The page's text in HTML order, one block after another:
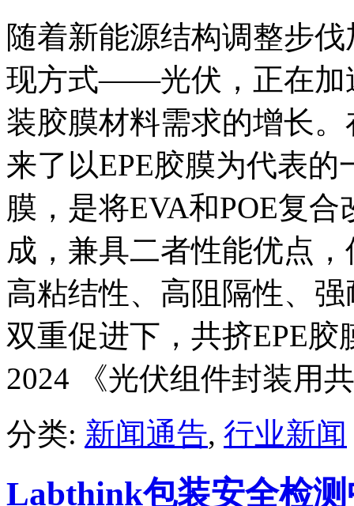
随着新能源结构调整步
现方式——光伏，正在加
装胶膜材料需求的增长
来了以EPE胶膜为代表
膜，是将EVA和POE复
成，兼具二者性能优点
高粘结性、高阻隔性、
双重促进下，共挤EPE
2024 《光伏组件封装用
分类: 新闻通告, 行业新闻
Labthink包装安全检